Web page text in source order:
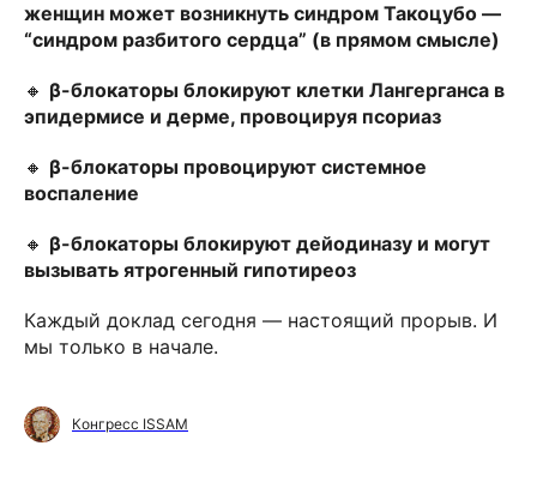
женщин может возникнуть синдром Такоцубо —
“синдром разбитого сердца” (в прямом смысле)
🔸 β-блокаторы блокируют клетки Лангерганса в
эпидермисе и дерме, провоцируя псориаз
🔸 β-блокаторы провоцируют системное
воспаление
🔸 β-блокаторы блокируют дейодиназу и могут
вызывать ятрогенный гипотиреоз
Каждый доклад сегодня — настоящий прорыв. И
мы только в начале.
Конгресс ISSAM